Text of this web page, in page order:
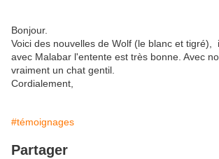
Bonjour.
Voici des nouvelles de Wolf (le blanc et tigré),
avec Malabar l'entente est très bonne. Avec
vraiment un chat gentil.
Cordialement,
#témoignages
Partager